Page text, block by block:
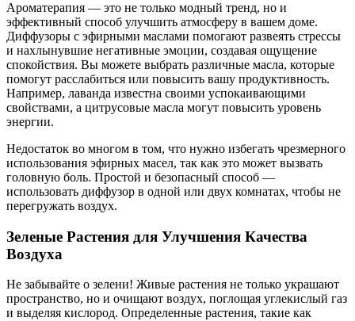
Ароматерапия — это не только модный тренд, но и
эффективный способ улучшить атмосферу в вашем доме.
Диффузоры с эфирными маслами помогают развеять стрессы
и нахлынувшие негативные эмоции, создавая ощущение
спокойствия. Вы можете выбрать различные масла, которые
помогут расслабиться или повысить вашу продуктивность.
Например, лаванда известна своими успокаивающими
свойствами, а цитрусовые масла могут повысить уровень
энергии.
Недостаток во многом в том, что нужно избегать чрезмерного
использования эфирных масел, так как это может вызвать
головную боль. Простой и безопасный способ —
использовать диффузор в одной или двух комнатах, чтобы не
перегружать воздух.
Зеленые Растения для Улучшения Качества
Воздуха
Не забывайте о зелени! Живые растения не только украшают
пространство, но и очищают воздух, поглощая углекислый газ
и выделяя кислород. Определенные растения, такие как